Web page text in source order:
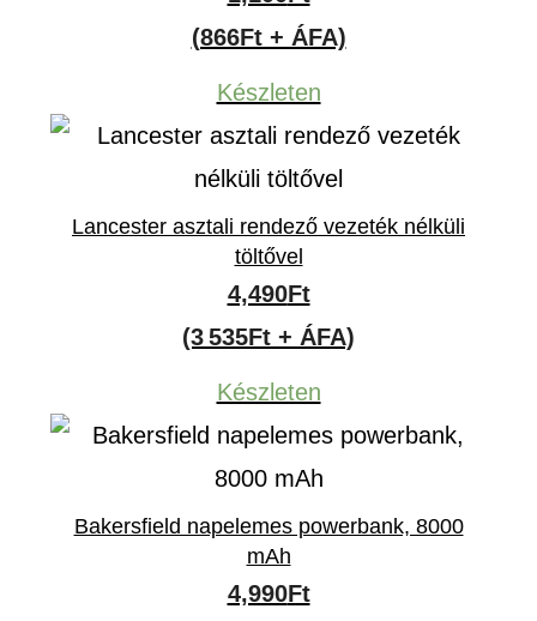
(866Ft + ÁFA)
Készleten
Lancester asztali rendező vezeték nélküli
töltővel
4,490Ft
(3 535Ft + ÁFA)
Készleten
Bakersfield napelemes powerbank, 8000
mAh
4,990Ft